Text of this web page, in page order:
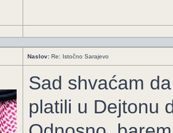
Naslov: Re: Istočno Sarajevo
Sad shvaćam
platili u Dejtonu